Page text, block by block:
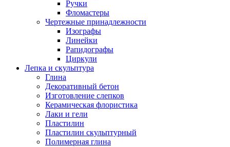
Ручки
Фломастеры
Чертежные принадлежности
Изографы
Линейки
Рапидографы
Циркули
Лепка и скульптура
Глина
Декоративный бетон
Изготовление слепков
Керамическая флористика
Лаки и гели
Пластилин
Пластилин скульптурный
Полимерная глина